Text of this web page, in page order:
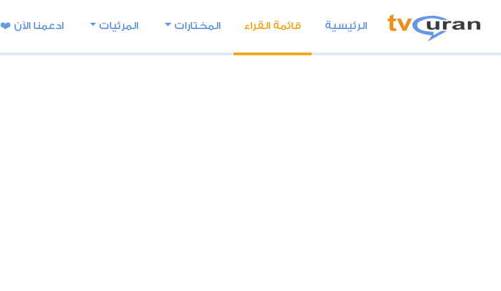
الرئيسية قائمة القراء المختارات المرئيات ادعمنا اﻵن ❤️